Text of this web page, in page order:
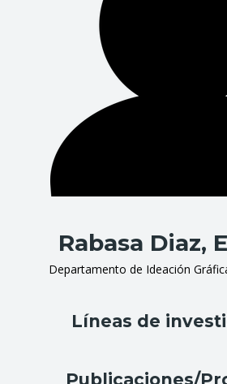
Rabasa Diaz,
Departamento de Ideación
Líneas de
Publicaciones/